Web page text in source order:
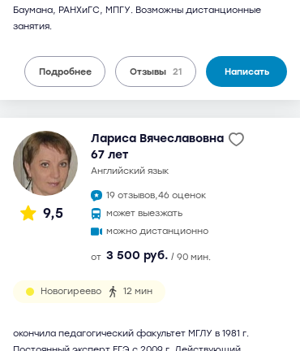
Баумана, РАНХиГС, МПГУ. Возможны дистанционные
занятия.
Подробнее Отзывы 21 Написать
9,5
Лариса Вячеславовна
67 лет
английский язык
19 отзывов,46 оценок
может выезжать
можно дистанционно
от 3 500 руб. / 90 мин.
Новогиреево 12 мин
окончила педагогический факультет МГЛУ в 1981 г.